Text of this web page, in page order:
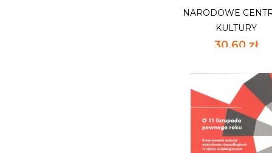
DO
NARODOWE
KULTURY
30,60 zł
DOM POETY
TWÓRCZOŚCI
NARODOWE